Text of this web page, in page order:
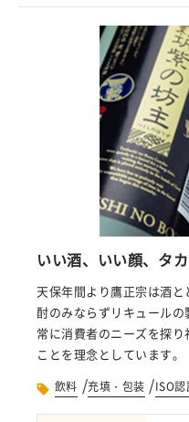
いい酒、いい顔、タカ
天保年間より鷹正宗は酒
酎のみならずリキュールの
常に消費者のニーズを探
ことを理念としています。
飲料 /充填・包装 /ISO